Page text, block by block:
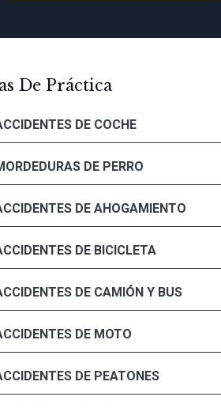
De Práctica
DE COCHE
DE PERRO
DE AHOGAMIENTO
DE BICICLETA
DE CAMIÓN Y BUS
DE MOTO
DE PEATONES